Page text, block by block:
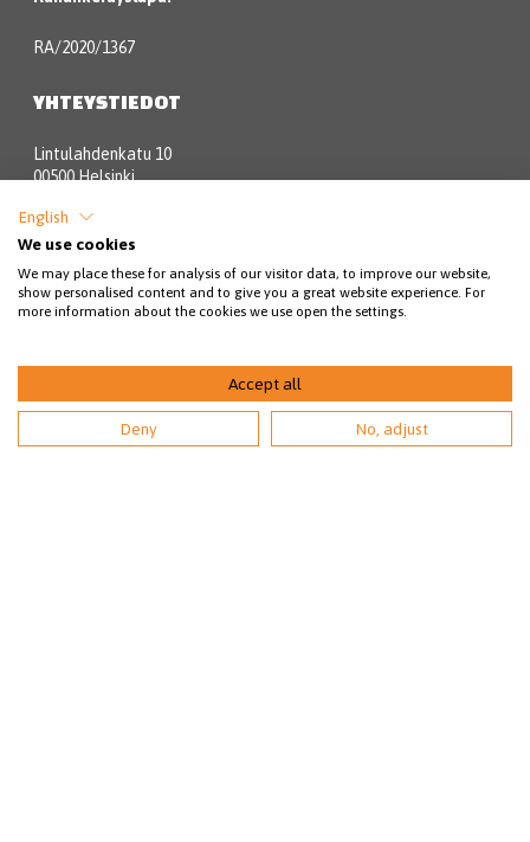
RA/2020/1367
YHTEYSTIEDOT
Lintulahdenkatu 10
00500 Helsinki
Eläinsuojeluneuvonta:
09 3158 6580 (pvm/mpm)
(1.6.-31.8. avoinna arkisin kello 9-20).
Asiakaspalvelu:
English
We use cookies
We may place these for analysis of our visitor data, to improve our website,
show personalised content and to give you a great website experience. For
more information about the cookies we use open the settings.
Accept all
Deny No, adjust